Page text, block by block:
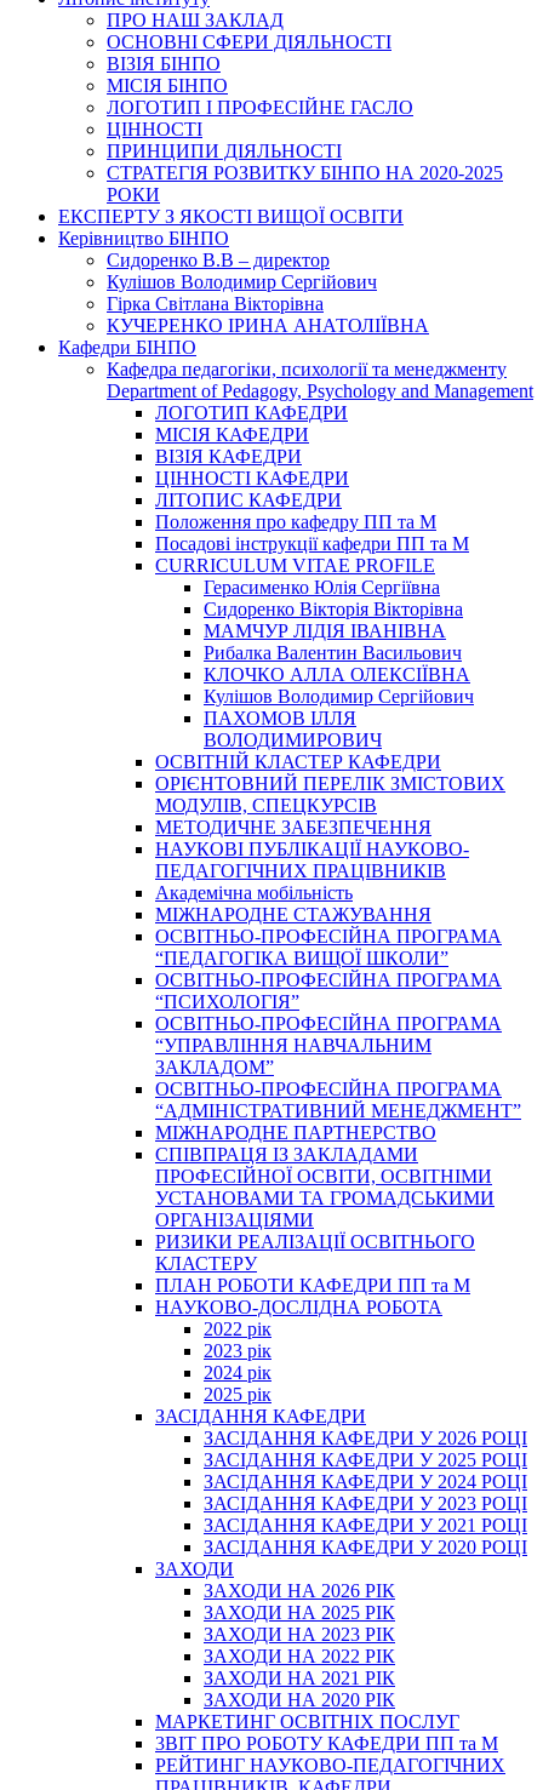
ПРО НАШ ЗАКЛАД
ОСНОВНІ СФЕРИ ДІЯЛЬНОСТІ
ВІЗІЯ БІНПО
МІСІЯ БІНПО
ЛОГОТИП І ПРОФЕСІЙНЕ ГАСЛО
ЦІННОСТІ
ПРИНЦИПИ ДІЯЛЬНОСТІ
СТРАТЕГІЯ РОЗВИТКУ БІНПО НА 2020-2025
РОКИ
ЕКСПЕРТУ З ЯКОСТІ ВИЩОЇ ОСВІТИ
Керівництво БІНПО
Сидоренко В.В – директор
Кулішов Володимир Сергійович
Гірка Світлана Вікторівна
КУЧЕРЕНКО ІРИНА АНАТОЛІЇВНА
Кафедри БІНПО
Кафедра педагогіки, психології та менеджменту
Department of Pedagogy, Psychology and Management
ЛОГОТИП КАФЕДРИ
МІСІЯ КАФЕДРИ
ВІЗІЯ КАФЕДРИ
ЦІННОСТІ КАФЕДРИ
ЛІТОПИС КАФЕДРИ
Положення про кафедру ПП та М
Посадові інструкції кафедри ПП та М
CURRICULUM VITAE PROFILE
Герасименко Юлія Сергіївна
Сидоренко Вікторія Вікторівна
МАМЧУР ЛІДІЯ ІВАНІВНА
Рибалка Валентин Васильович
КЛОЧКО АЛЛА ОЛЕКСІЇВНА
Кулішов Володимир Сергійович
ПАХОМОВ ІЛЛЯ
ВОЛОДИМИРОВИЧ
ОСВІТНІЙ КЛАСТЕР КАФЕДРИ
ОРІЄНТОВНИЙ ПЕРЕЛІК ЗМІСТОВИХ
МОДУЛІВ, СПЕЦКУРСІВ
МЕТОДИЧНЕ ЗАБЕЗПЕЧЕННЯ
НАУКОВІ ПУБЛІКАЦІЇ НАУКОВО-
ПЕДАГОГІЧНИХ ПРАЦІВНИКІВ
Академічна мобільність
МІЖНАРОДНЕ СТАЖУВАННЯ
ОСВІТНЬО-ПРОФЕСІЙНА ПРОГРАМА
“ПЕДАГОГІКА ВИЩОЇ ШКОЛИ”
ОСВІТНЬО-ПРОФЕСІЙНА ПРОГРАМА
“ПСИХОЛОГІЯ”
ОСВІТНЬО-ПРОФЕСІЙНА ПРОГРАМА
“УПРАВЛІННЯ НАВЧАЛЬНИМ
ЗАКЛАДОМ”
ОСВІТНЬО-ПРОФЕСІЙНА ПРОГРАМА
“АДМІНІСТРАТИВНИЙ МЕНЕДЖМЕНТ”
МІЖНАРОДНЕ ПАРТНЕРСТВО
СПІВПРАЦЯ ІЗ ЗАКЛАДАМИ
ПРОФЕСІЙНОЇ ОСВІТИ, ОСВІТНІМИ
УСТАНОВАМИ ТА ГРОМАДСЬКИМИ
ОРГАНІЗАЦІЯМИ
РИЗИКИ РЕАЛІЗАЦІЇ ОСВІТНЬОГО
КЛАСТЕРУ
ПЛАН РОБОТИ КАФЕДРИ ПП та М
НАУКОВО-ДОСЛІДНА РОБОТА
2022 рік
2023 рік
2024 рік
2025 рік
ЗАСІДАННЯ КАФЕДРИ
ЗАСІДАННЯ КАФЕДРИ У 2026 РОЦІ
ЗАСІДАННЯ КАФЕДРИ У 2025 РОЦІ
ЗАСІДАННЯ КАФЕДРИ У 2024 РОЦІ
ЗАСІДАННЯ КАФЕДРИ У 2023 РОЦІ
ЗАСІДАННЯ КАФЕДРИ У 2021 РОЦІ
ЗАСІДАННЯ КАФЕДРИ У 2020 РОЦІ
ЗАХОДИ
ЗАХОДИ НА 2026 РІК
ЗАХОДИ НА 2025 РІК
ЗАХОДИ НА 2023 РІК
ЗАХОДИ НА 2022 РІК
ЗАХОДИ НА 2021 РІК
ЗАХОДИ НА 2020 РІК
МАРКЕТИНГ ОСВІТНІХ ПОСЛУГ
3BIT ПРО РОБОТУ КАФЕДРИ ПП та М
РЕЙТИНГ НАУКОВО-ПЕДАГОГІЧНИХ